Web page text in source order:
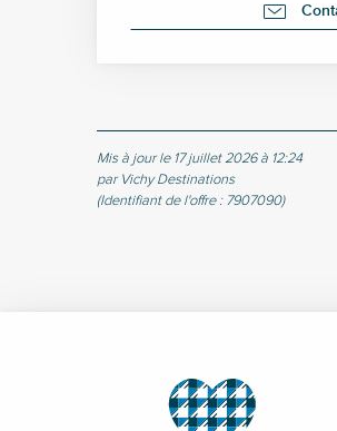
Mis à jour le 17 juillet 2026 à 12:24
par Vichy Destinations
(Identifiant de l'offre : 7907090)